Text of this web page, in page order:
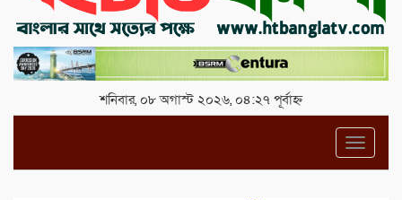
শনিবার, ০৮ অগাস্ট ২০২৬, ০৪:২৭ পূর্বাহ্ন